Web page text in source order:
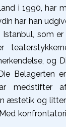
i 1990, har
har han
som
og
Belagerten
æstetik og